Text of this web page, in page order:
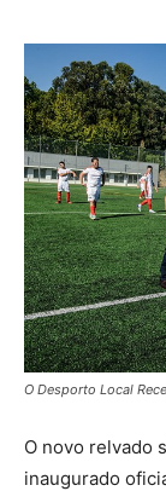
O Desporto Local
O novo relvado
inaugurado